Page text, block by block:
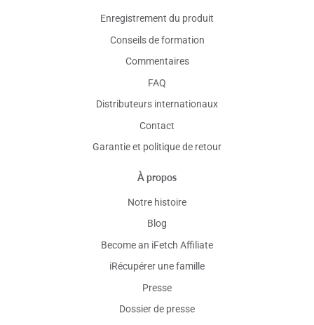
Enregistrement du produit
Conseils de formation
Commentaires
FAQ
Distributeurs internationaux
Contact
Garantie et politique de retour
À propos
Notre histoire
Blog
Become an iFetch Affiliate
iRécupérer une famille
Presse
Dossier de presse